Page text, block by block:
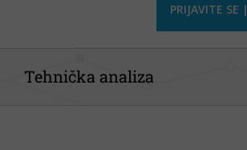
PRIJAVITE SE |
Tehnička analiza